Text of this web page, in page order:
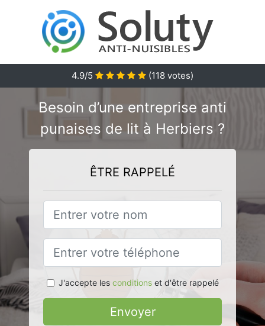
4.9/5 (118 votes)
Besoin d’une entreprise anti
punaises de lit à Herbiers ?
ÊTRE RAPPELÉ
J'accepte les conditionset d'être rappelé
Envoyer